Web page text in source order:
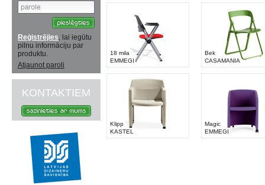
Reģistrējies, lai iegūtu
pilnu informāciju par
produktu.
Atjaunot paroli
KONTAKTIEM
18 mila
EMMEGI
Bek
CASAMANIA
Klipp
KASTEL
Magic
EMMEGI